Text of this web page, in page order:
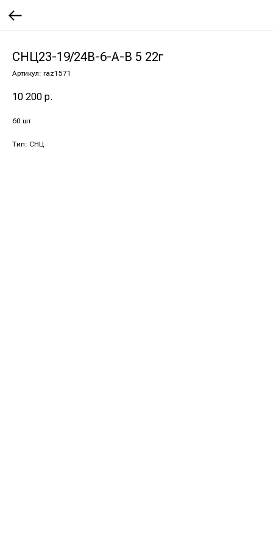
СНЦ23-19/24В-6-А-В 5 22г
Артикул: raz1571
10 200 р.
60 шт
Тип: СНЦ